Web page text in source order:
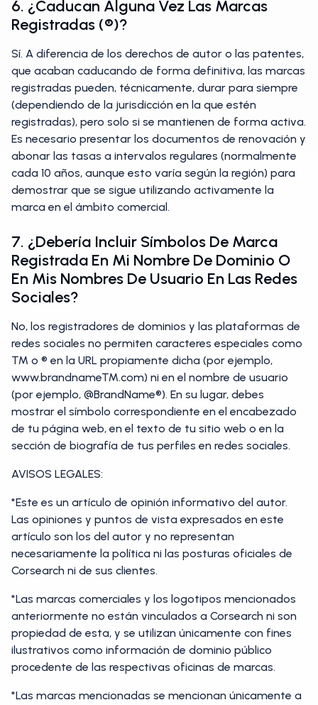
6. ¿Caducan Alguna Vez Las Marcas
Registradas (®)?
Sí. A diferencia de los derechos de autor o las patentes,
que acaban caducando de forma definitiva, las marcas
registradas pueden, técnicamente, durar para siempre
(dependiendo de la jurisdicción en la que estén
registradas), pero solo si se mantienen de forma activa.
Es necesario presentar los documentos de renovación y
abonar las tasas a intervalos regulares (normalmente
cada 10 años, aunque esto varía según la región) para
demostrar que se sigue utilizando activamente la
marca en el ámbito comercial.
7. ¿Debería Incluir Símbolos De Marca
Registrada En Mi Nombre De Dominio O
En Mis Nombres De Usuario En Las Redes
Sociales?
No, los registradores de dominios y las plataformas de
redes sociales no permiten caracteres especiales como
™ o ® en la URL propiamente dicha (por ejemplo,
www.brandname™.com) ni en el nombre de usuario
(por ejemplo, @BrandName®). En su lugar, debes
mostrar el símbolo correspondiente en el encabezado
de tu página web, en el texto de tu sitio web o en la
sección de biografía de tus perfiles en redes sociales.
AVISOS LEGALES:
*Este es un artículo de opinión informativo del autor.
Las opiniones y puntos de vista expresados en este
artículo son los del autor y no representan
necesariamente la política ni las posturas oficiales de
Corsearch ni de sus clientes.
*Las marcas comerciales y los logotipos mencionados
anteriormente no están vinculados a Corsearch ni son
propiedad de esta, y se utilizan únicamente con fines
ilustrativos como información de dominio público
procedente de las respectivas oficinas de marcas.
*Las marcas mencionadas se mencionan únicamente a